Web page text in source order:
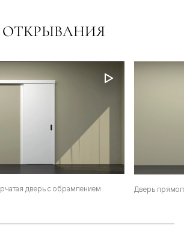
дверь с обрамлением
Дверь